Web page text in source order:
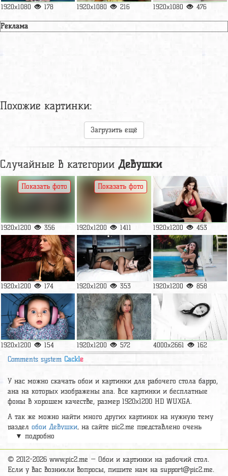
1920x1080 178 1920x1080 216 1920x1080 476
Реклама
Похожие картинки:
Загрузить ещё
Случайные в категории Девушки
1920x1200 356
Показать фото
1920x1200 1411
Показать фото
1920x1200 453
1920x1200 174 1920x1200 353 1920x1200 858
1920x1200 154 1920x1200 572 4000x2661 162
Comments system Cackle
У нас можно скачать обои и картинки для рабочего стола барро,
ана на которых изображены ana. Все картинки и бесплатные
фоны в хорошем качестве, размер 1920x1200 HD WUXGA.
А так же можно найти много других картинок на нужную тему
раздел обои Девушки, на сайте pic2.me представлено очень
большое количество красивых широкоформатных картинок, фото
и обоев хорошего hd качества бесплатно и на телефон.
▼ подробно
© 2012-2026 www.pic2.me — Обои и картинки на рабочий стол.
Если у вас возникли вопросы, пишите нам на support@pic2.me.